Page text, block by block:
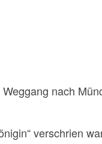
nach
verschrien